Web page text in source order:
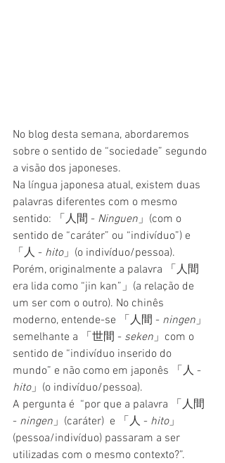
No blog desta semana, abordaremos
sobre o sentido de “sociedade” segundo
a visão dos japoneses.
Na língua japonesa atual, existem duas
palavras diferentes com o mesmo
sentido: 「人間 - Ninguen 」(com o
sentido de “caráter” ou “indivíduo”) e
「人 - hito」(o indivíduo/pessoa).
Porém, originalmente a palavra 「人間
era lida como “jin kan”」(a relação de
um ser com o outro). No chinês
moderno, entende-se 「人間 - ningen 」
semelhante a 「世間 - seken 」com o
sentido de “indivíduo inserido do
mundo” e não como em japonês 「人 -
hito」(o indivíduo/pessoa).
A pergunta é  “por que a palavra 「人間
- ningen 」(caráter)  e 「人 - hito」
(pessoa/indivíduo) passaram a ser
utilizadas com o mesmo contexto?”.